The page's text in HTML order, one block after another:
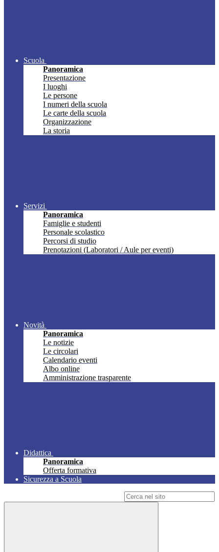
Scuola
Panoramica
Presentazione
I luoghi
Le persone
I numeri della scuola
Le carte della scuola
Organizzazione
La storia
Servizi
Panoramica
Famiglie e studenti
Personale scolastico
Percorsi di studio
Prenotazioni (Laboratori / Aule per eventi)
Novità
Panoramica
Le notizie
Le circolari
Calendario eventi
Albo online
Amministrazione trasparente
Didattica
Panoramica
Offerta formativa
Sicurezza a Scuola